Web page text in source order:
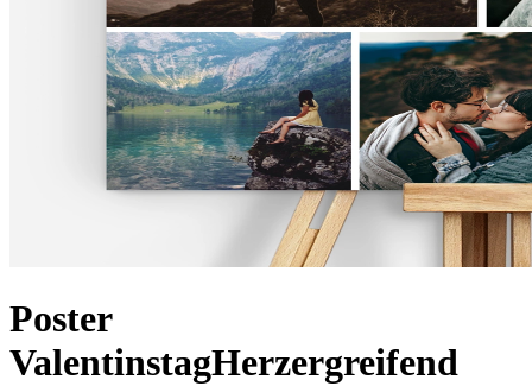
Poster
ValentinstagHerzergreifend